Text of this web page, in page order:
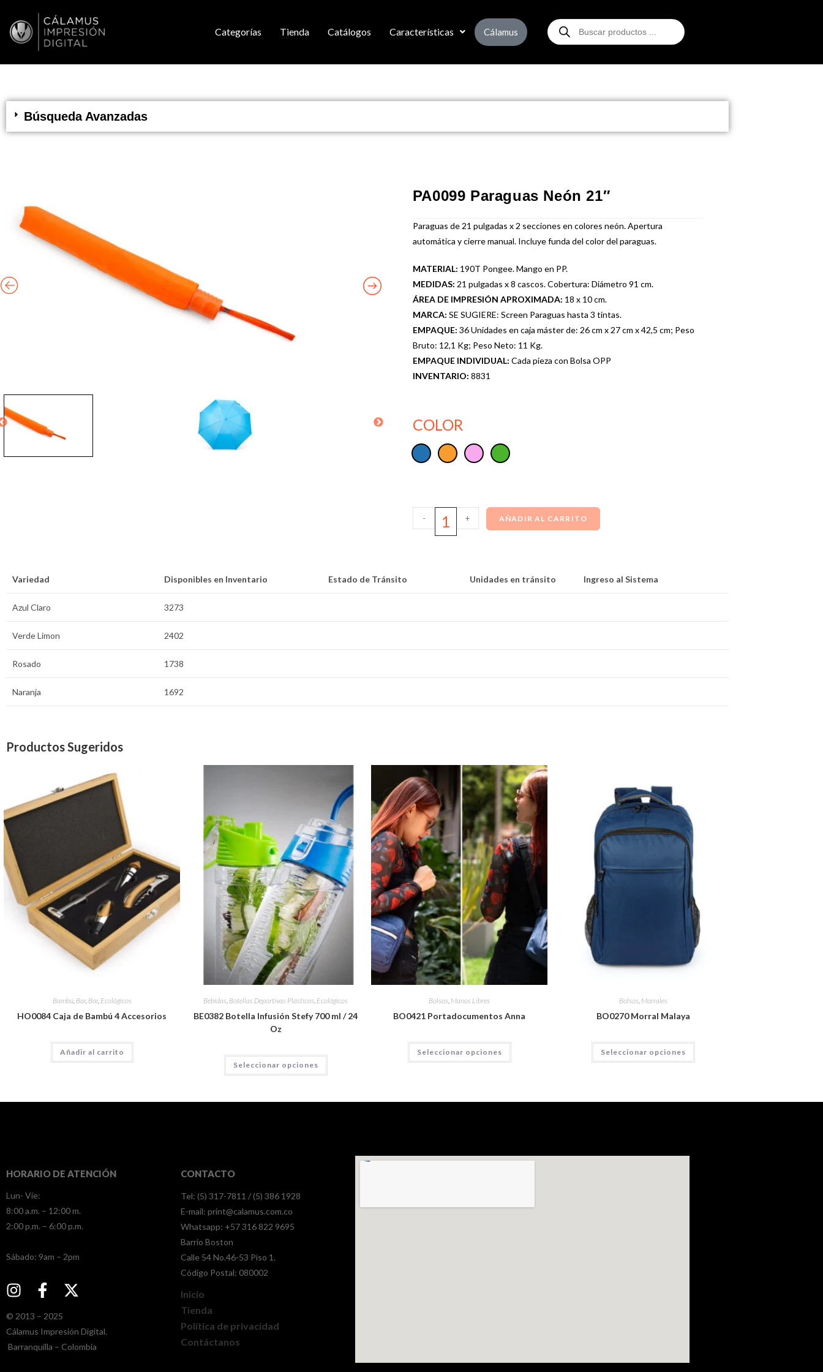
Categorías Tienda Catálogos Características Cálamus
Búsqueda Avanzadas
PA0099 Paraguas Neón 21″
Paraguas de 21 pulgadas x 2 secciones en colores neón. Apertura
automática y cierre manual. Incluye funda del color del paraguas.
MATERIAL: 190T Pongee. Mango en PP.
MEDIDAS: 21 pulgadas x 8 cascos. Cobertura: Diámetro 91 cm.
ÁREA DE IMPRESIÓN APROXIMADA: 18 x 10 cm.
MARCA: SE SUGIERE: Screen Paraguas hasta 3 tintas.
EMPAQUE: 36 Unidades en caja máster de: 26 cm x 27 cm x 42,5 cm; Peso
Bruto: 12,1 Kg; Peso Neto: 11 Kg.
EMPAQUE INDIVIDUAL: Cada pieza con Bolsa OPP
INVENTARIO: 8831
COLOR
- + AÑADIR AL CARRITO
Variedad Disponibles en Inventario Estado de Tránsito Unidades en tránsito Ingreso al Sistema
Azul Claro 3273
Verde Limon 2402
Rosado 1738
Naranja 1692
Productos Sugeridos
Bambú, Bar, Bar, Ecológicos
HO0084 Caja de Bambú 4 Accesorios
Añadir al carrito
Bebidas, Botellas Deportivas Plásticas, Ecológicos
BE0382 Botella Infusión Stefy 700 ml / 24
Oz
Seleccionar opciones
Bolsos, Manos Libres
BO0421 Portadocumentos Anna
Seleccionar opciones
Bolsos, Morrales
BO0270 Morral Malaya
Seleccionar opciones
HORARIO DE ATENCIÓN
Lun- Vie:
8:00 a.m. – 12:00 m.
2:00 p.m. – 6:00 p.m.
​​Sábado: 9am – 2pm
© 2013 – 2025
Cálamus Impresión Digital.
Barranquilla – Colombia
CONTACTO
Tel: (5) 317-7811 / (5) 386 1928
E-mail: print@calamus.com.co
Whatsapp: +57 316 822 9695
Barrio Boston
Calle 54 No.46-53 Piso 1.
Código Postal: 080002
Inicio
Tienda
Política de privacidad
Contáctanos